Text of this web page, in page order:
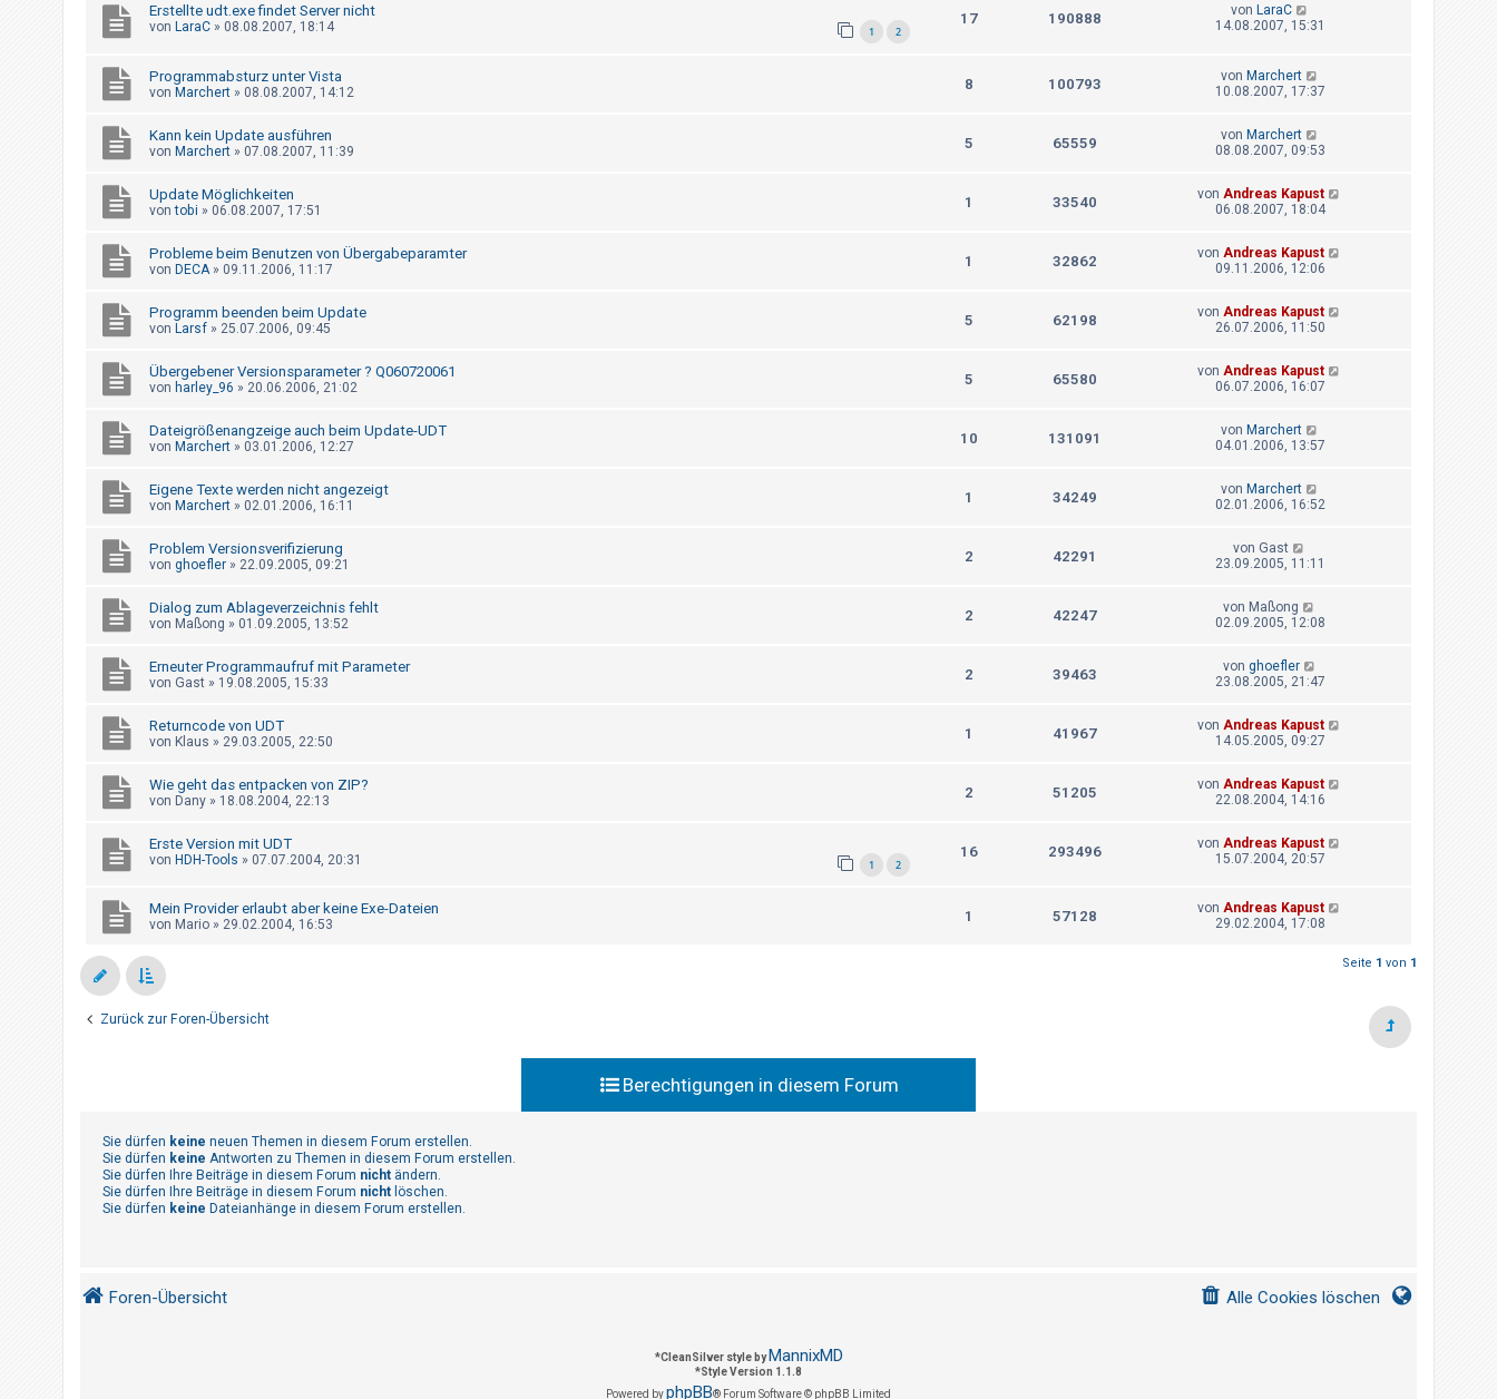
Erstellte udt.exe findet Server nicht
von LaraC » 08.08.2007, 18:14 1 2
17 190888 von LaraC
14.08.2007, 15:31
Programmabsturz unter Vista
von Marchert » 08.08.2007, 14:12 8 100793 von Marchert
10.08.2007, 17:37
Kann kein Update ausführen
von Marchert » 07.08.2007, 11:39 5 65559 von Marchert
08.08.2007, 09:53
Update Möglichkeiten
vontobi » 06.08.2007, 17:51 1 33540 von Andreas Kapust
06.08.2007, 18:04
Probleme beim Benutzen von Übergabeparamter
von DECA » 09.11.2006, 11:17 1 32862 von Andreas Kapust
09.11.2006, 12:06
Programm beenden beim Update
von Larsf » 25.07.2006, 09:45 5 62198 von Andreas Kapust
26.07.2006, 11:50
Übergebener Versionsparameter ? Q060720061
von harley_96 » 20.06.2006, 21:02 5 65580 von Andreas Kapust
06.07.2006, 16:07
Dateigrößenangzeige auch beim Update-UDT
von Marchert » 03.01.2006, 12:27 10 131091 von Marchert
04.01.2006, 13:57
Eigene Texte werden nicht angezeigt
von Marchert » 02.01.2006, 16:11 1 34249 von Marchert
02.01.2006, 16:52
Problem Versionsverifizierung
von ghoefler » 22.09.2005, 09:21 2 42291 vonGast
23.09.2005, 11:11
Dialog zum Ablageverzeichnis fehlt
von Maßong » 01.09.2005, 13:52 2 42247 vonMaßong
02.09.2005, 12:08
Erneuter Programmaufruf mit Parameter
von Gast » 19.08.2005, 15:33 2 39463 von ghoefler
23.08.2005, 21:47
Returncode von UDT
von Klaus » 29.03.2005, 22:50 1 41967 von Andreas Kapust
14.05.2005, 09:27
Wie geht das entpacken von ZIP?
von Dany » 18.08.2004, 22:13 2 51205 von Andreas Kapust
22.08.2004, 14:16
Erste Version mit UDT
von HDH-Tools » 07.07.2004, 20:31 1 2
16 293496 von Andreas Kapust
15.07.2004, 20:57
Mein Provider erlaubt aber keine Exe-Dateien
von Mario » 29.02.2004, 16:53 1 57128 vonAndreas Kapust
29.02.2004, 17:08
Seite 1 von 1
Zurück zur Foren-Übersicht
Berechtigungen in diesem Forum
Sie dürfen keine neuen Themen in diesem Forum erstellen.
Sie dürfen keine Antworten zu Themen in diesem Forum erstellen.
Sie dürfen Ihre Beiträge in diesem Forum nicht ändern.
Sie dürfen Ihre Beiträge in diesem Forum nicht löschen.
Sie dürfen keine Dateianhänge in diesem Forum erstellen.
Foren-Übersicht Alle Cookies löschen
*CleanSilver style by MannixMD
*Style Version 1.1.8
Powered byphpBB® Forum Software © phpBB Limited